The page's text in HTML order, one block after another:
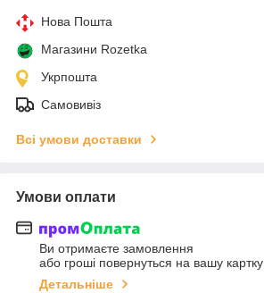
Нова Пошта
Магазини Rozetka
Укрпошта
Самовивіз
Всі умови доставки
Умови оплати
Ви отримаєте замовлення
або гроші повернуться на вашу картку
Детальніше